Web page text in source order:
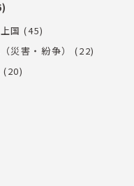
国 (45)
災害・紛争）
(22)
(20)